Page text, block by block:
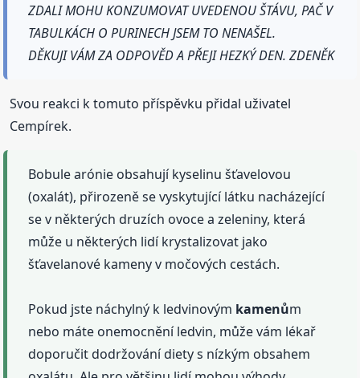
ZDALI MOHU KONZUMOVAT UVEDENOU ŠTÁVU, PAČ V
TABULKÁCH O PURINECH JSEM TO NENAŠEL.
DĚKUJI VÁM ZA ODPOVĚD A PŘEJI HEZKÝ DEN. ZDENĚK
Svou reakci k tomuto příspěvku přidal uživatel
Cempírek.
Bobule arónie obsahují kyselinu šťavelovou
(oxalát), přirozeně se vyskytující látku nacházející
se v některých druzích ovoce a zeleniny, která
může u některých lidí krystalizovat jako
šťavelanové kameny v močových cestách.
Pokud jste náchylný k ledvinovým kamenům
nebo máte onemocnění ledvin, může vám lékař
doporučit dodržování diety s nízkým obsahem